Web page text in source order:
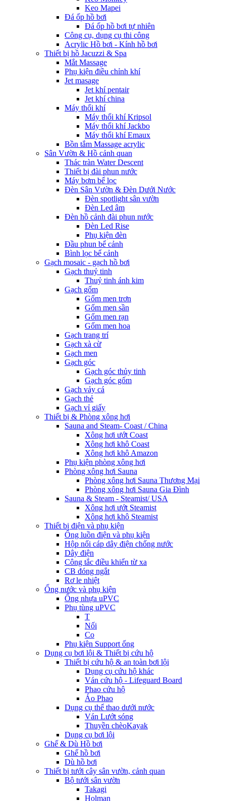
Keo Mapei
Đá ốp hồ bơi
Đá ốp hồ bơi tự nhiên
Công cụ, dụng cụ thi công
Acrylic Hồ bơi - Kính hồ bơi
Thiết bị hồ Jacuzzi & Spa
Mắt Massage
Phụ kiện điều chỉnh khí
Jet masage
Jet khí pentair
Jet khí china
Máy thổi khí
Máy thổi khí Kripsol
Máy thổi khí Jackbo
Máy thổi khí Emaux
Bồn tắm Massage acrylic
Sân Vườn & Hồ cảnh quan
Thác tràn Water Descent
Thiết bị đài phun nước
Máy bơm bể lọc
Đèn Sân Vườn & Đèn Dưới Nước
Đèn spotlight sân vườn
Đèn Led âm
Đèn hồ cảnh đài phun nước
Đèn Led Rise
Phụ kiện đèn
Đầu phun bể cảnh
Bình lọc bể cảnh
Gạch mosaic - gạch hồ bơi
Gạch thuỷ tinh
Thuỷ tinh ánh kim
Gạch gốm
Gốm men trơn
Gốm men sần
Gốm men rạn
Gốm men hoa
Gạch trang trí
Gạch xà cừ
Gạch men
Gạch góc
Gạch góc thủy tinh
Gạch góc gốm
Gạch vảy cá
Gạch thẻ
Gạch vỉ giấy
Thiết bị & Phòng xông hơi
Sauna and Steam- Coast / China
Xông hơi ướt Coast
Xông hơi khô Coast
Xông hơi khô Amazon
Phụ kiện phòng xông hơi
Phòng xông hơi Sauna
Phòng xông hơi Sauna Thương Mại
Phòng xông hơi Sauna Gia Đình
Sauna & Steam - Steamist/ USA
Xông hơi ướt Steamist
Xông hơi khô Steamist
Thiết bị điện và phụ kiện
Ống luồn điện và phụ kiện
Hộp nối cáp dây điện chống nước
Dây điện
Công tắc điều khiển từ xa
CB đóng ngắt
Rơ le nhiệt
Ống nước và phụ kiện
Ống nhựa uPVC
Phụ tùng uPVC
T
Nối
Co
Phụ kiện Support ống
Dụng cụ bơi lội & Thiết bị cứu hộ
Thiết bị cứu hộ & an toàn bơi lội
Dụng cụ cứu hộ khác
Ván cứu hộ - Lifeguard Board
Phao cứu hộ
Áo Phao
Dụng cụ thể thao dưới nước
Ván Lướt sóng
Thuyền chèoKayak
Dụng cụ bơi lội
Ghế & Dù Hồ bơi
Ghế hồ bơi
Dù hồ bơi
Thiết bị tưới cây sân vườn, cảnh quan
Bộ tưới sân vườn
Takagi
Holman